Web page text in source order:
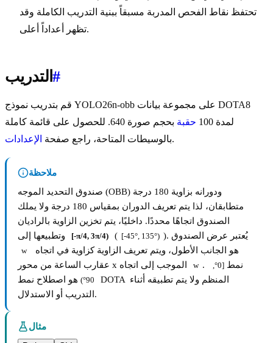
تحتفظ نقاط الفحص المدربة مسبقاً ببنية التدريب الكاملة وقد
تظهر أعداداً أعلى.
التدريب#
قم بتدريب نموذج YOLO26n-obb على مجموعة بيانات DOTA8
لمدة 100
حقبة
بحجم صورة 640. للحصول على قائمة كاملة
بالوسيطات المتاحة، راجع صفحة الإعدادات .
ملاحظة
صندوق التحديد الموجه (OBB) ودورانه بزاوية 180 درجة
متطابقان، لذا يتم تعريف الدوران بمقياس 180 درجة ولا يملك
الصندوق اتجاهًا محددًا. داخليًا، يتم تخزين الزاوية بالراديان
[-π/4, 3π/4) ( [-45°, 135°) ). يُعتبر عرض الصندوق
w
w . نمط
[0°,
90°)
هو اصطلاح نمط DOTA المنظم ولا يتم تطبيقه أثناء
التدريب أو الاستدلال.
مثال